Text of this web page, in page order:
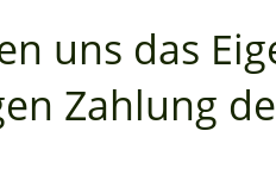
uns das
Zahlung